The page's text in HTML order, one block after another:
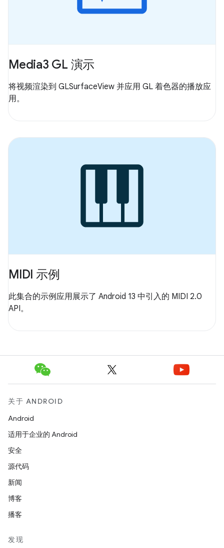
Media3 GL 演示
将视频渲染到 GLSurfaceView 并应用 GL 着色器的播放应
用。
MIDI 示例
此集合的示例应用展示了 Android 13 中引入的 MIDI 2.0
API。
关于 ANDROID
Android
适用于企业的 Android
安全
源代码
新闻
博客
播客
发现